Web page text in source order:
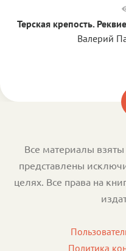
Терская крепость.
Валерий
Все материалы
представлены
целях. Все права на
Политика